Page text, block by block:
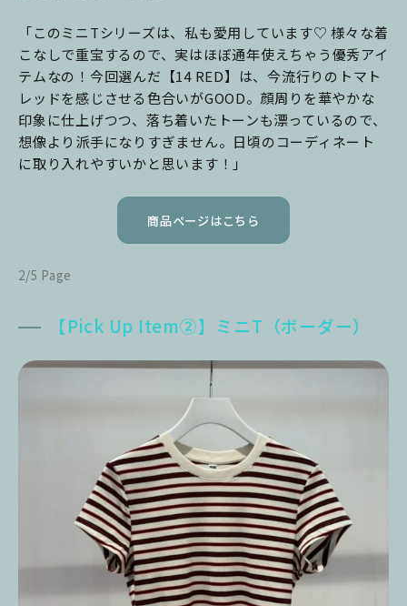
「このミニTシリーズは、私も愛用しています♡ 様々な着
こなしで重宝するので、実はほぼ通年使えちゃう優秀アイ
テムなの！今回選んだ【14 RED】は、今流行りのトマト
レッドを感じさせる色合いがGOOD。顔周りを華やかな
印象に仕上げつつ、落ち着いたトーンも漂っているので、
想像より派手になりすぎません。日頃のコーディネート
に取り入れやすいかと思います！」
商品ページはこちら
2/5 Page
【Pick Up Item②】ミニT（ボーダー）